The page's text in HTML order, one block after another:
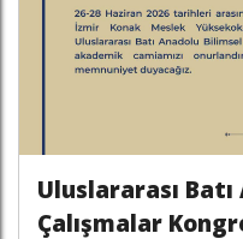
Uluslararası
Çalışmalar